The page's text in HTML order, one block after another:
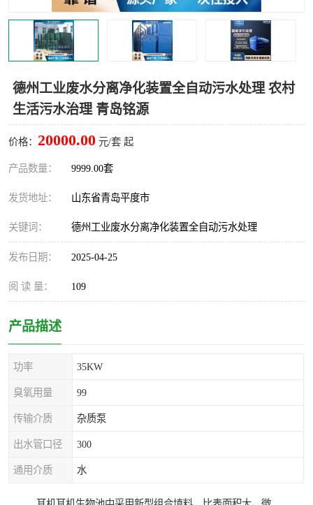
德州工业废水分离净化装置全自动污水处理 农村
生活污水治理 青岛铭源
价格： 20000.00 元/套 起
产品数量： 9999.00套
发货地址： 山东省青岛平度市
关键词： 德州工业废水分离净化装置全自动污水处理
发布日期： 2025-04-25
阅 读 量： 109
产品描述
功率 35KW
臭氧用量 99
传输介质 杂质泵
出水管口径 300
通用介质 水
水面垃圾清理装置 浅层砂过滤装置
一体化泵闸 柔性截污
真空冲洗设备
水平自清洗格栅